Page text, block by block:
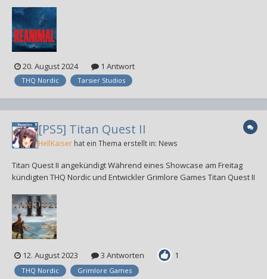
Erscheinungstermin wurde noch nicht genannt. In REANIMAL spielt
ihr Bruder und Schwester, die geme...
20. August 2024 1 Antwort
THQ Nordic Tarsier Studios
[PS5] Titan Quest II
HellKaiser hat ein Thema erstellt in: News
Titan Quest II angekündigt Während eines Showcase am Freitag
kündigten THQ Nordic und Entwickler Grimlore Games Titan Quest II
beim Vorgänger erwartet euch hier ein von griechischen Sagen
inspiriertes Action-Roll...
12. August 2023 3 Antworten 1
THQ Nordic Grimlore Games